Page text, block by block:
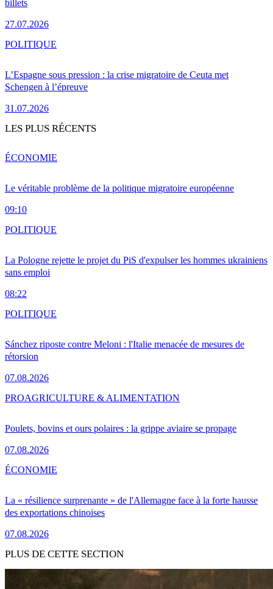
billets
27.07.2026
L’Espagne sous pression : la crise migratoire de Ceuta met
Schengen à l’épreuve
31.07.2026
POLITIQUE
LES PLUS RÉCENTS
Le véritable problème de la politique migratoire européenne
09:10
ÉCONOMIE
La Pologne rejette le projet du PiS d'expulser les hommes ukrainiens
sans emploi
08:22
POLITIQUE
Sánchez riposte contre Meloni : l'Italie menacée de mesures de
rétorsion
07.08.2026
POLITIQUE
Poulets, bovins et ours polaires : la grippe aviaire se propage
07.08.2026
PROAGRICULTURE & ALIMENTATION
La « résilience surprenante » de l'Allemagne face à la forte hausse
des exportations chinoises
07.08.2026
ÉCONOMIE
PLUS DE CETTE SECTION